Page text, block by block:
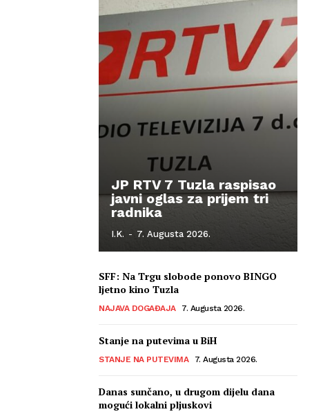
JP RTV 7 Tuzla raspisao
javni oglas za prijem tri
radnika
I.K. - 7. Augusta 2026.
SFF: Na Trgu slobode ponovo BINGO
ljetno kino Tuzla
NAJAVA DOGAĐAJA 7. Augusta 2026.
Stanje na putevima u BiH
STANJE NA PUTEVIMA 7. Augusta 2026.
Danas sunčano, u drugom dijelu dana
mogući lokalni pljuskovi